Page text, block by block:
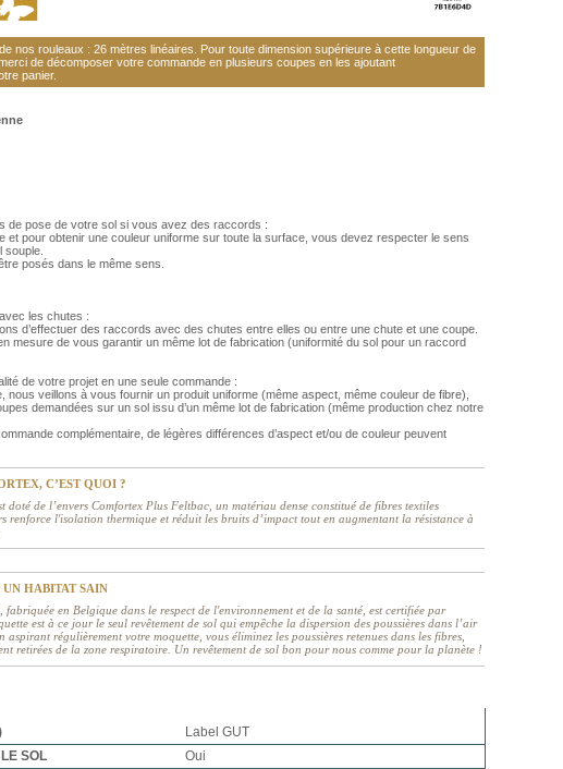
nos rouleaux : 26 mètres linéaires. Pour toute dimension supérieure à cette longueur de
de décomposer votre commande en plusieurs coupes en les ajoutant
panier.
de pose de votre sol si vous avez des raccords :
et pour obtenir une couleur uniforme sur toute la surface, vous devez respecter le sens
souple.
posés dans le même sens.
les chutes :
d’effectuer des raccords avec des chutes entre elles ou entre une chute et une coupe.
mesure de vous garantir un même lot de fabrication (uniformité du sol pour un raccord
de votre projet en une seule commande :
nous veillons à vous fournir un produit uniforme (même aspect, même couleur de fibre),
demandées sur un sol issu d’un même lot de fabrication (même production chez notre
complémentaire, de légères différences d’aspect et/ou de couleur peuvent
C’EST QUOI ?
doté de l’envers Comfortex Plus Feltbac, un matériau dense constitué de fibres textiles
renforce l'isolation thermique et réduit les bruits d’impact tout en augmentant la résistance à
HABITAT SAIN
fabriquée en Belgique dans le respect de l'environnement et de la santé, est certifiée par
est à ce jour le seul revêtement de sol qui empêche la dispersion des poussières dans l’air
régulièrement votre moquette, vous éliminez les poussières retenues dans les fibres,
retirées de la zone respiratoire. Un revêtement de sol bon pour nous comme pour la planète !
Label GUT
SOL
Oui